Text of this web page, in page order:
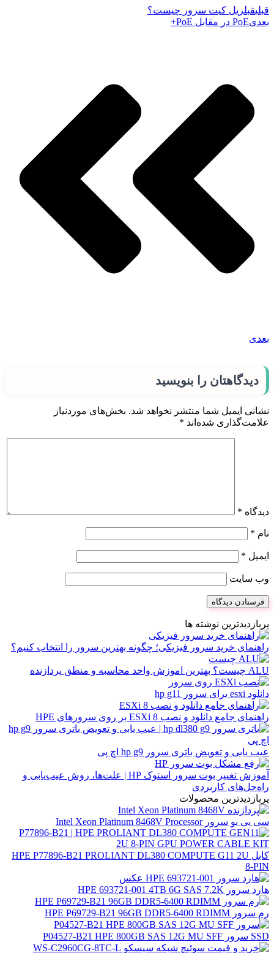
قبلیقبلریل کیت سرور چیست‌؟
بعدیPoE در مقابل PoE+
بعدی
دیدگاهتان را بنویسید
نشانی ایمیل شما منتشر نخواهد شد. بخش‌های موردنیاز
علامت‌گذاری شده‌اند *
دیدگاه *
نام *
ایمیل *
وب‌ سایت
پربازدیدترین نوشته ها
راهنمای خرید سرور فیزیکی؛ چگونه بهترین سرور را انتخاب کنیم؟
ALU چیست؟ بهترین اموزش واحد محاسبه و منطق پردازنده
دانلود esxi برای سرور hp g11
راهنمای جامع دانلود و نصب ESXi 8 بر روی سرورهای HPE
عیب یابی و تعویض باتری سرور hp g9 اچ پی
آموزش تغییر بوت سرور استوک HP | علت‌ها، روش عیب‌یابی و
راه‌حل‌های کاربردی
پربازدیدترین محصولات
سی پی یو سرور Intel Xeon Platinum 8468V Processor
کابل HPE P77896-B21 PROLIANT DL380 COMPUTE G11 2U
8-PIN
هارد سرور HPE 693721-001 4TB 6G SAS 7.2K
رم سرور HPE P69729-B21 96GB DDR5-6400 RDIMM
SSD سرور P04527-B21 HPE 800GB SAS 12G MU SFF